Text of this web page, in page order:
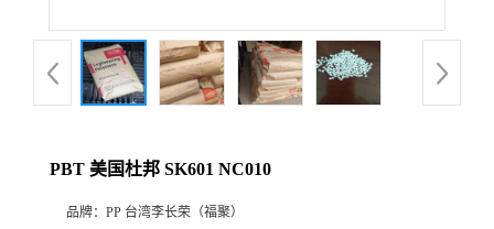
PBT 美国杜邦 SK601 NC010
品牌： PP 台湾李长荣（福聚）